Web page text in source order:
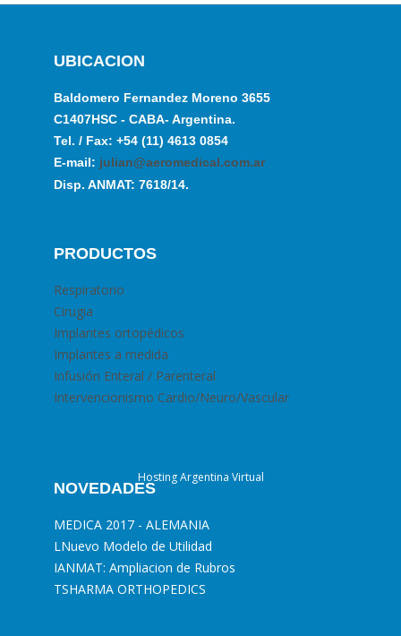
UBICACION
Baldomero Fernandez Moreno 3655
C1407HSC - CABA- Argentina.
Tel. / Fax: +54 (11) 4613 0854
E-mail: julian@aeromedical.com.ar
Disp. ANMAT: 7618/14.
PRODUCTOS
Respiratorio
Cirugia
Implantes ortopédicos
Implantes a medida
Infusión Enteral / Parenteral
Intervencionismo Cardio/Neuro/Vascular
NOVEDADES
MEDICA 2017 - ALEMANIA
LNuevo Modelo de Utilidad
IANMAT: Ampliacion de Rubros
TSHARMA ORTHOPEDICS
Hosting Argentina Virtual